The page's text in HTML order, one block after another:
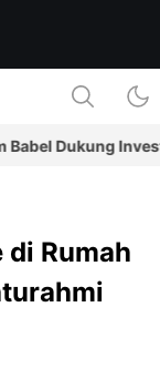
Dukung
di Rumah